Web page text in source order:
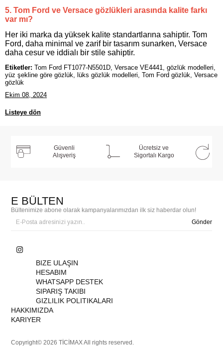
5. Tom Ford ve Versace gözlükleri arasında kalite farkı
var mı?
Her iki marka da yüksek kalite standartlarına sahiptir. Tom
Ford, daha minimal ve zarif bir tasarım sunarken, Versace
daha cesur ve iddialı bir stile sahiptir.
Etiketler: Tom Ford FT1077-N5501D, Versace VE4441, gözlük modelleri,
yüz şekline göre gözlük, lüks gözlük modelleri, Tom Ford gözlük, Versace
gözlük
Ekim 08, 2024
Listeye dön
Güvenli
Alışveriş
Ücretsiz ve
Sigortalı Kargo
E BÜLTEN
Bültenimize abone olarak kampanyalarımızdan ilk siz haberdar olun!
Gönder
BIZE ULAŞIN
HESABIM
WHATSAPP DESTEK
SIPARIŞ TAKIBI
GIZLILIK POLITIKALARI
HAKKIMIZDA
KARIYER
Copyright© 2026 TİCİMAX All rights reserved.